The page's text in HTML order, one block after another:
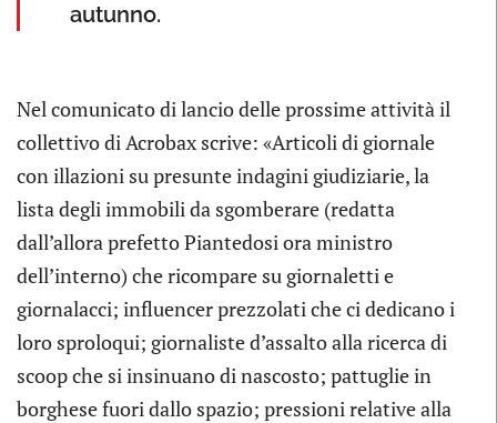
autunno.
Nel comunicato di lancio delle prossime attività il
collettivo di Acrobax scrive: «Articoli di giornale
con illazioni su presunte indagini giudiziarie, la
lista degli immobili da sgomberare (redatta
dall’allora prefetto Piantedosi ora ministro
dell’interno) che ricompare su giornaletti e
giornalacci; influencer prezzolati che ci dedicano i
loro sproloqui; giornaliste d’assalto alla ricerca di
scoop che si insinuano di nascosto; pattuglie in
borghese fuori dallo spazio; pressioni relative alla